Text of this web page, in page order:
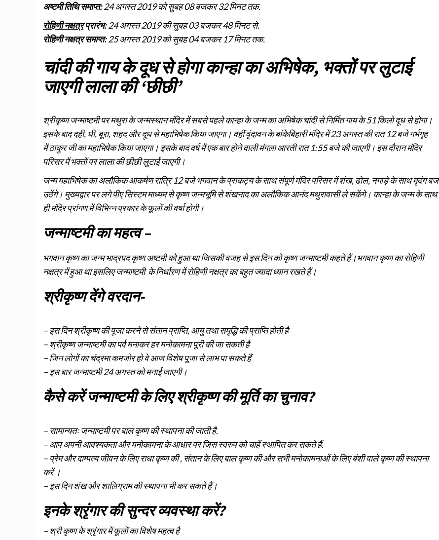
अष्‍टमी तिथि समाप्‍त:24 अगस्‍त 2019 को सुबह 08 बजकर 32 मिनट तक.
रोहिणी नक्षत्रप्रारंभ:24 अगस्‍त 2019 की सुबह 03 बजकर 48 मिनट से.
रोहिणी नक्षत्र समाप्‍त:25 अगस्‍त 2019 को सुबह 04 बजकर 17 मिनट तक.
चांदी की गाय के दूध से होगा कान्हा का अभिषेक, भक्तों पर लुटाई
जाएगी लाला की ‘छीछी’
श्रीकृष्ण जन्माष्टमी पर मथुरा के जन्मस्थान मंदिर में सबसे पहले कान्हा के जन्म का अभिषेक चांदी से निर्मित गाय के 51 किलो दूध से होगा।
इसके बाद दही, घी, बूरा, शहद और दूध से महाभिषेक किया जाएगा। वहीं वृंदावन के बांकेबिहारी मंदिर में 23 अगस्त की रात 12 बजे गर्भगृह
में ठाकुर जी का महाभिषेक किया जाएगा। इसके बाद वर्ष में एक बार होने वाली मंगला आरती रात 1:55 बजे की जाएगी। इस दौरान मंदिर
परिसर में भक्तों पर लाला की छीछी लुटाई जाएगी।
जन्म महाभिषेक का अलौकिक आकर्षण रात्रि 12 बजे भगवान के प्राकट्य के साथ संपूर्ण मंदिर परिसर में शंख, ढोल, नगाड़े के साथ मृदंग बज
उठेंगे। मुख्यद्वार पर लगे पीए सिस्टम माध्यम से कृष्ण जन्मभूमि से शंखनाद का अलौकिक आनंद मथुरावासी ले सकेंगे। कान्हा के जन्म के साथ
ही मंदिर प्रांगण में विभिन्न प्रकार के फूलों की वर्षा होगी।
जन्माष्टमी का महत्व –
भगवान कृष्ण का जन्म भाद्रपद कृष्ण अष्टमी को हुआ था जिसकी वजह से इस दिन को कृष्ण जन्माष्टमी कहते हैं।भगवान कृष्ण का रोहिणी
नक्षत्र में हुआ था इसलिए जन्माष्टमी के निर्धारण में रोहिणी नक्षत्र का बहुत ज्यादा ध्यान रखते हैं।
श्रीकृष्ण देंगे वरदान-
– इस दिन श्रीकृष्ण की पूजा करने से संतान प्राप्ति, आयु तथा समृद्धि की प्राप्ति होती है
– श्रीकृष्ण जन्माष्टमी का पर्व मनाकर हर मनोकामना पूरी की जा सकती है
– जिन लोगों का चंद्रमा कमजोर हो वे आज विशेष पूजा से लाभ पा सकते हैं
– इस बार जन्माष्टमी 24 अगस्त को मनाई जाएगी।
कैसे करें जन्माष्टमी के लिए श्रीकृष्ण की मूर्ति का चुनाव?
– सामान्यतः जन्माष्टमी पर बाल कृष्ण की स्थापना की जाती है.
– आप अपनी आवश्यकता और मनोकामना के आधार पर जिस स्वरुप को चाहें स्थापित कर सकते हैं.
– प्रेम और दाम्पत्य जीवन के लिए राधा कृष्ण की , संतान के लिए बाल कृष्ण की और सभी मनोकामनाओं के लिए बंशी वाले कृष्ण की स्थापना
करें ।
– इस दिन शंख और शालिग्राम की स्थापना भी कर सकते हैं।
इनके श्रृंगार की सुन्दर व्यवस्था करें?
– श्री कृष्ण के श्रृंगार में फूलों का विशेष महत्व है